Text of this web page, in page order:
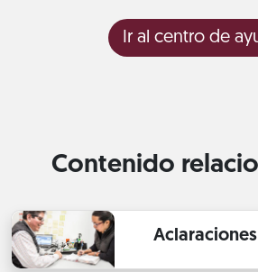
Ir al centro de
Contenido